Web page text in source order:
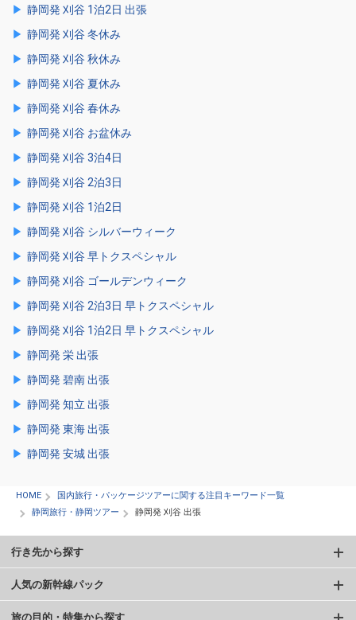
静岡発 刈谷 1泊2日 出張
静岡発 刈谷 冬休み
静岡発 刈谷 秋休み
静岡発 刈谷 夏休み
静岡発 刈谷 春休み
静岡発 刈谷 お盆休み
静岡発 刈谷 3泊4日
静岡発 刈谷 2泊3日
静岡発 刈谷 1泊2日
静岡発 刈谷 シルバーウィーク
静岡発 刈谷 早トクスペシャル
静岡発 刈谷 ゴールデンウィーク
静岡発 刈谷 2泊3日 早トクスペシャル
静岡発 刈谷 1泊2日 早トクスペシャル
静岡発 栄 出張
静岡発 碧南 出張
静岡発 知立 出張
静岡発 東海 出張
静岡発 安城 出張
HOME
国内旅行・パッケージツアーに関する注目キーワード一覧
静岡旅行・静岡ツアー
静岡発 刈谷 出張
行き先から探す
人気の新幹線パック
旅の目的・特集から探す